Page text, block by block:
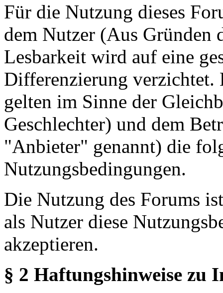
Für die Nutzung dieses
dem Nutzer (Aus Gründen
Lesbarkeit wird auf eine
Differenzierung verzichtet.
gelten im Sinne der
Geschlechter) und dem
"Anbieter" genannt) die
Nutzungsbedingungen.
Die Nutzung des Forums
als Nutzer diese
akzeptieren.
§ 2 Haftungshinweise zu